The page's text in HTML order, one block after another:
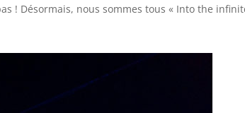
! Désormais, nous sommes tous « Into the